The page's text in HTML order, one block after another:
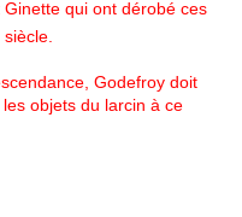
qui ont dérobé ces
siècle.
Godefroy doit
objets du larcin à ce